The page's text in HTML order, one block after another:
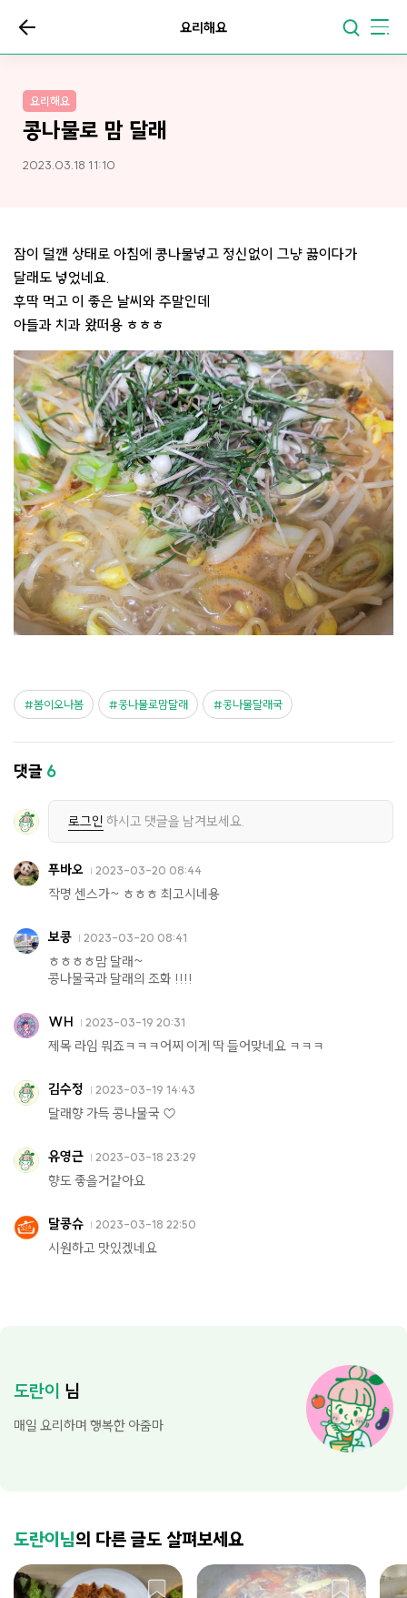
요리해요
요리해요
콩나물로 맘 달래
2023.03.18 11:10
잠이 덜깬 상태로 아침에 콩나물넣고 정신없이 그냥 끓이다가
달래도 넣었네요.
후딱 먹고 이 좋은 날씨와 주말인데
아들과 치과 왔떠용 ㅎㅎㅎ
봄이오나봄 콩나물로맘달래 콩나물달래국
댓글 6
로그인 하시고 댓글을 남겨보세요.
푸바오 2023-03-20 08:44
작명 센스가~ ㅎㅎㅎ 최고시네용
보콩 2023-03-20 08:41
ㅎㅎㅎㅎ맘 달래~
콩나물국과 달래의 조화 !!!!
WH 2023-03-19 20:31
제목 라임 뭐죠ㅋㅋㅋ어찌 이게 딱 들어맞네요 ㅋㅋㅋ
김수정 2023-03-19 14:43
달래향 가득 콩나물국 ♡
유영근 2023-03-18 23:29
향도 좋을거같아요
달콩슈 2023-03-18 22:50
시원하고 맛있겠네요
도란이 님
매일 요리하며 행복한 아줌마
도란이님의 다른 글도 살펴보세요